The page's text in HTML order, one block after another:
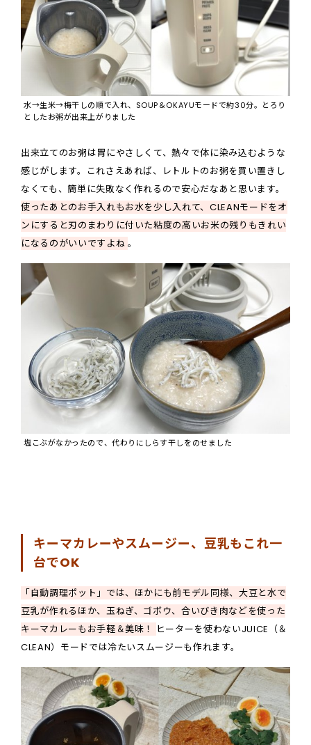
水→生米→梅干しの順で入れ、SOUP＆OKAYUモードで約30分。とろり
としたお粥が出来上がりました
出来立てのお粥は胃にやさしくて、熱々で体に染み込むような
感じがします。これさえあれば、レトルトのお粥を買い置きし
なくても、簡単に失敗なく作れるので安心だなあと思います。
使ったあとのお手入れもお水を少し入れて、CLEANモードをオ
ンにすると刃のまわりに付いた粘度の高いお米の残りもきれい
になるのがいいですよね 。
塩こぶがなかったので、代わりにしらす干しをのせました
キーマカレーやスムージー、豆乳もこれ一
台でOK
「自動調理ポット」では、ほかにも前モデル同様、大豆と水で
豆乳が作れるほか、玉ねぎ、ゴボウ、合いびき肉などを使った
キーマカレーもお手軽＆美味！
ヒーターを使わないJUICE（＆
CLEAN）モードでは冷たいスムージーも作れます。